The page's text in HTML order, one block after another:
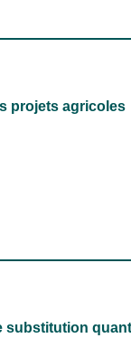
projets agricoles
substitution